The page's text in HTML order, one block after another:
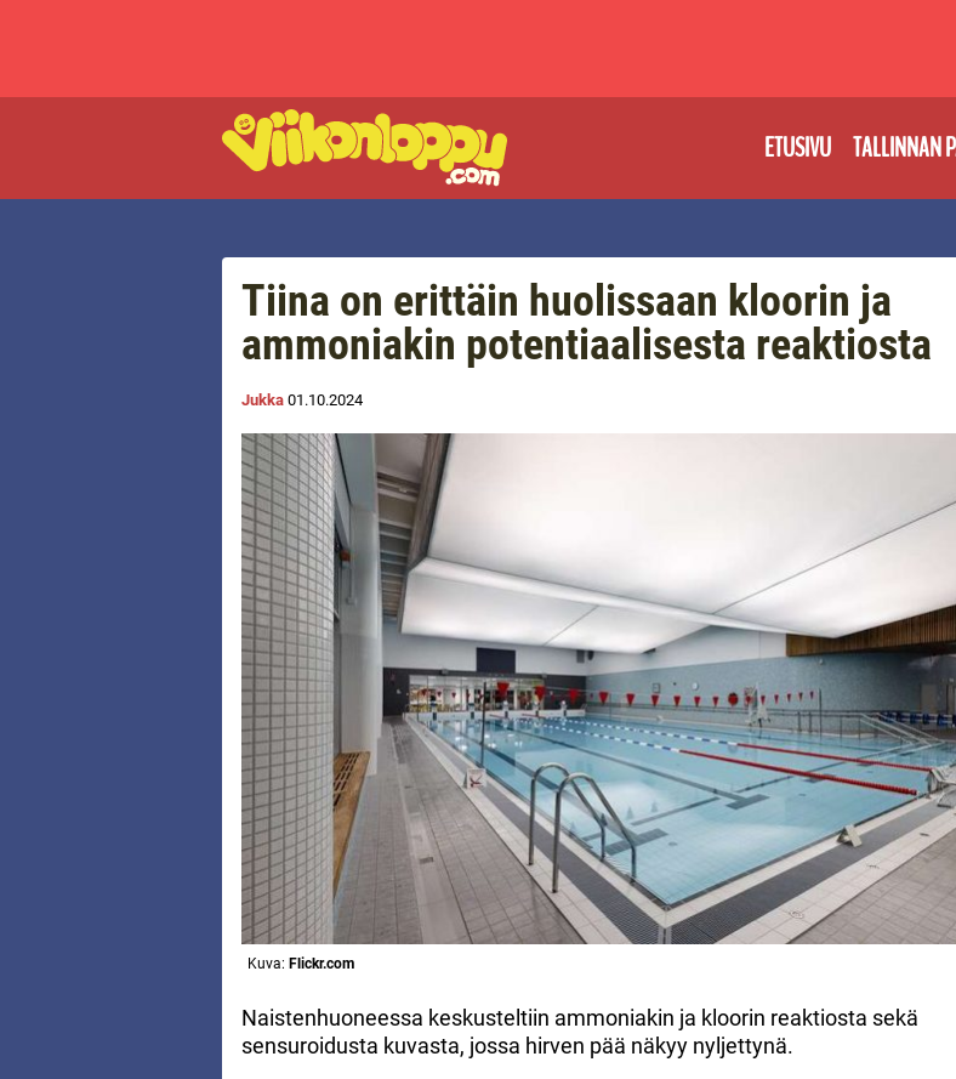
ETUSIVU TALLINNAN
Tiina on erittäin huolissaan kloorin ja
ammoniakin potentiaalisesta reaktiosta
Jukka 01.10.2024
Kuva: Flickr.com
Naistenhuoneessa keskusteltiin ammoniakin ja kloorin reaktiosta sekä
sensuroidusta kuvasta, jossa hirven pää näkyy nyljettynä.